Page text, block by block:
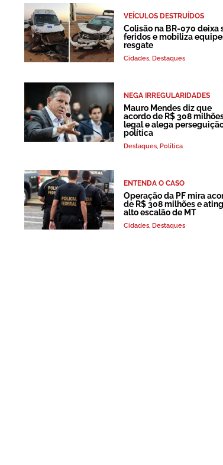
VEÍCULOS DESTRUÍDOS
Colisão na BR-070 deixa
feridos e mobiliza
resgate
Cidades, Destaques
NEGA IRREGULARIDADES
Mauro Mendes diz que
acordo de R$ 308
legal e alega
política
Destaques, Política
ENTENDA O CASO
Operação da PF mira
de R$ 308 milhões e
alto escalão de MT
Cidades, Destaques